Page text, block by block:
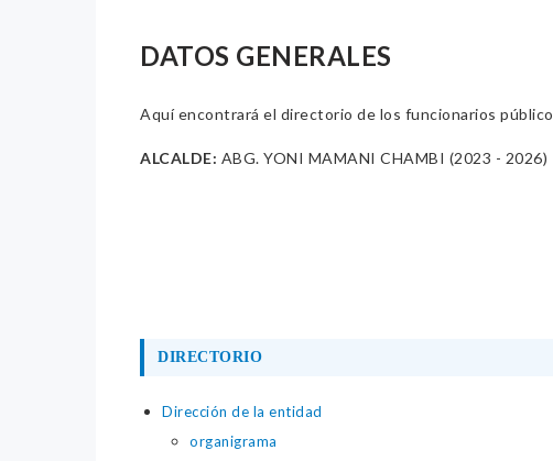
DATOS GENERALES
Aquí encontrará el directorio de los funcionarios
ALCALDE: ABG. YONI MAMANI CHAMBI (2023 - 2026)
DIRECTORIO
Dirección de la entidad
organigrama